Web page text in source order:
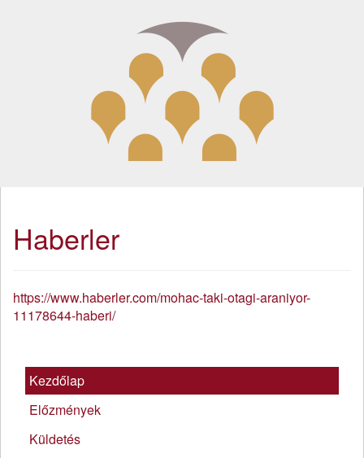
Haberler
https://www.haberler.com/mohac-taki-otagi-araniyor-
11178644-haberi/
Kezdőlap
Előzmények
Küldetés